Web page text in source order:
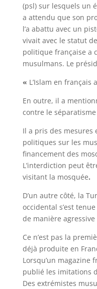
(psl) sur lesquels un
a attendu que son
l’a abattu avec un
vivait avec le statut
politique française a
musulmans. Le
« L’Islam en français
En outre, il a
contre le
Il a pris des
politiques sur les
financement des
L’interdiction peut
visitant la mosquée.
D’un autre côté, la
occidental s’est
de manière
Ce n’est pas la
déjà produite en
Lorsqu’un magazine
publié les imitations
Des extrémistes